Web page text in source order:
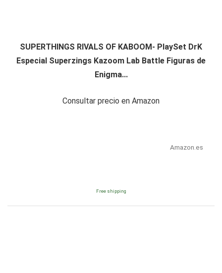
SUPERTHINGS RIVALS OF KABOOM- PlaySet DrK
Especial Superzings Kazoom Lab Battle Figuras de
Enigma...
Consultar precio en Amazon
Amazon.es
Free shipping